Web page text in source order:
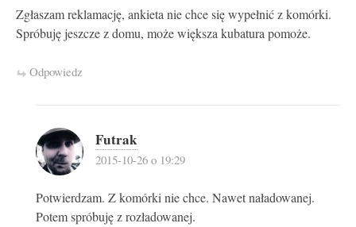
Zgłaszam reklamację, ankieta nie chce się wypełnić z komórki.
Spróbuję jeszcze z domu, może większa kubatura pomoże.
Odpowiedz
Futrak
2015-10-26 o 19:29
Potwierdzam. Z komórki nie chce. Nawet naładowanej.
Potem spróbuję z rozładowanej.